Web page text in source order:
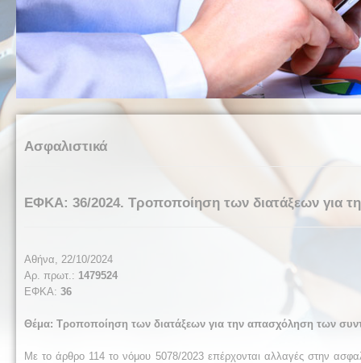
Ασφαλιστικά
ΕΦΚΑ: 36/2024. Τροποποίηση των διατάξεων για
Αθήνα, 22/10/2024
Αρ. πρωτ.: 1479524
ΕΦΚΑ: 36
Θέμα: Τροποποίηση των διατάξεων για την απασχόληση των
Με το άρθρο 114 το νόμου 5078/2023 επέρχονται αλλαγές στην